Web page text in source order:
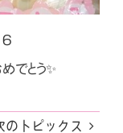
でとう✨
のトピックス